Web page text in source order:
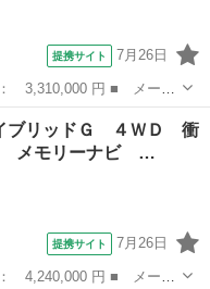
提携サイト 7月26日
レード名： アドベン
衝突被害軽減システ
ブリッドＧ ４ＷＤ 衝
メモリーナビ …
提携サイト 7月26日